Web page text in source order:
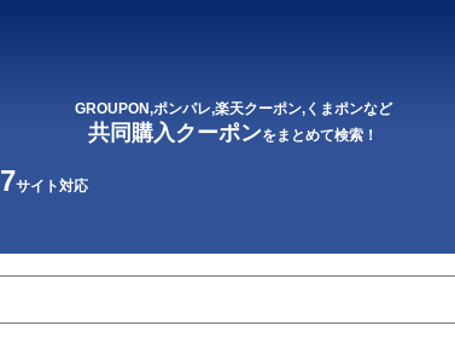
GROUPON,ポンパレ,楽天クーポン,くまポンなど
共同購入クーポンをまとめて検索！
7サイト対応